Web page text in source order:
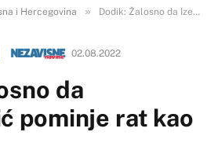
i Hercegovina » Dodik: Žalosno da Izetbegović pominje rat kao opciju
02.08.2022
da
pominje rat kao